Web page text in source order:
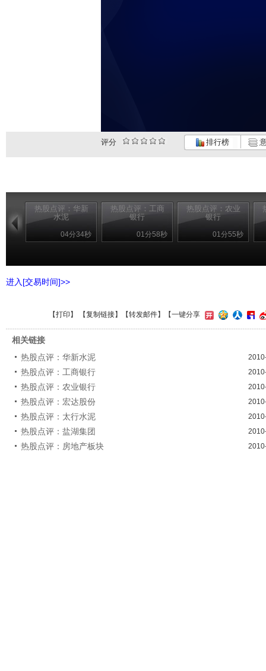
评分 排行榜
热股点评：华新
水泥
04分34秒
热股点评：工商
银行
01分58秒
热股点评：农业
银行
01分55秒
进入[交易时间]>>
【打印 】 【复制链接】【转发邮件】 【一键分享
相关链接
热股点评：华新水泥
热股点评：工商银行
热股点评：农业银行
热股点评：宏达股份
热股点评：太行水泥
热股点评：盐湖集团
热股点评：房地产板块